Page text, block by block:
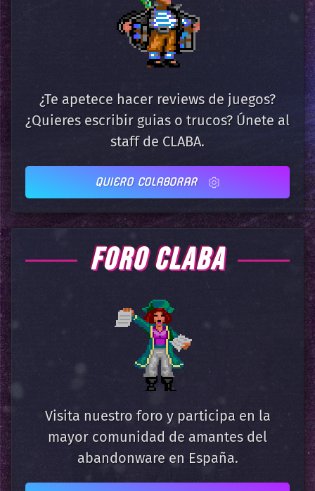
¿Te apetece hacer reviews de juegos?
¿Quieres escribir guias o trucos? Únete al
staff de CLABA.
QUIERO COLABORAR
FORO CLABA
Visita nuestro foro y participa en la
mayor comunidad de amantes del
abandonware en España.